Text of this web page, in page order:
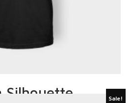
Silhouette Sale!